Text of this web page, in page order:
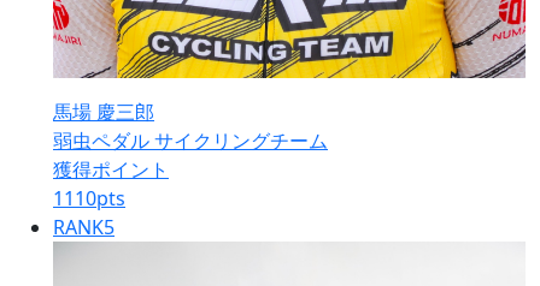
馬場 慶三郎
弱虫ペダル サイクリングチーム
獲得ポイント
1110pts
RANK5